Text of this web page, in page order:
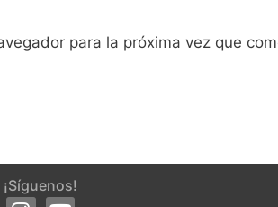
para la próxima vez que
¡Síguenos!